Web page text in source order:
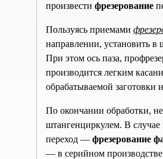
произвести фрезерование
Пользуясь приемами
направлении, установить в
При этом ось паза,
производится легким
обрабатываемой
По окончании обработки,
штангенциркулем. В случае
переход — фрезерование
— в серийном производстве